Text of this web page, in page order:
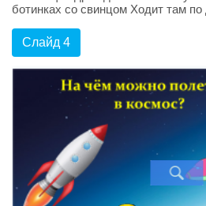
ботинках со свинцом Ходит там
Слайд 4